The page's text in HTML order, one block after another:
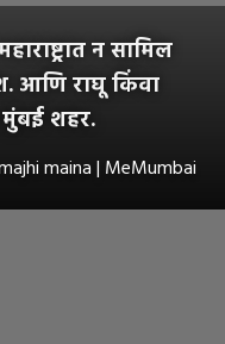
न सामिल
आणि राघू किंवा
मुंबई शहर.
maina | MeMumbai